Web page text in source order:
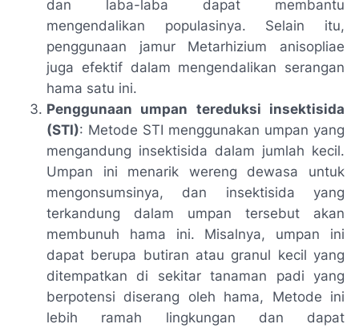
dan laba-laba dapat membantu
mengendalikan populasinya. Selain itu,
penggunaan jamur Metarhizium anisopliae
juga efektif dalam mengendalikan serangan
hama satu ini.
Penggunaan umpan tereduksi insektisida
(STI): Metode STI menggunakan umpan yang
mengandung insektisida dalam jumlah kecil.
Umpan ini menarik wereng dewasa untuk
mengonsumsinya, dan insektisida yang
terkandung dalam umpan tersebut akan
membunuh hama ini. Misalnya, umpan ini
dapat berupa butiran atau granul kecil yang
ditempatkan di sekitar tanaman padi yang
berpotensi diserang oleh hama, Metode ini
lebih ramah lingkungan dan dapat